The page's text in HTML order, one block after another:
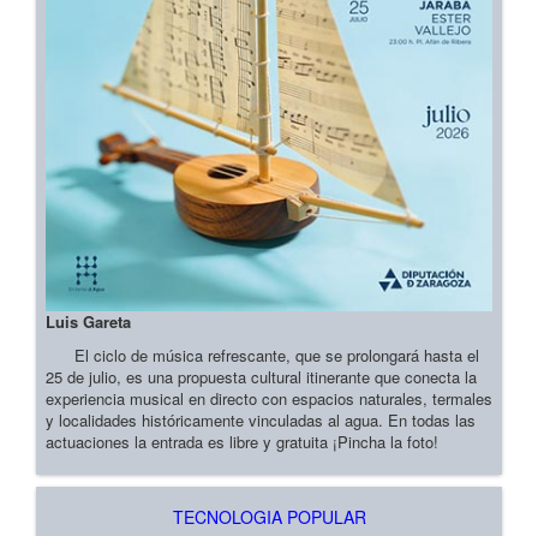
Luis Gareta
El ciclo de música refrescante, que se prolongará hasta el
25 de julio, es una propuesta cultural itinerante que conecta la
experiencia musical en directo con espacios naturales, termales
y localidades históricamente vinculadas al agua. En todas las
actuaciones la entrada es libre y gratuita ¡Pincha la foto!
TECNOLOGIA POPULAR